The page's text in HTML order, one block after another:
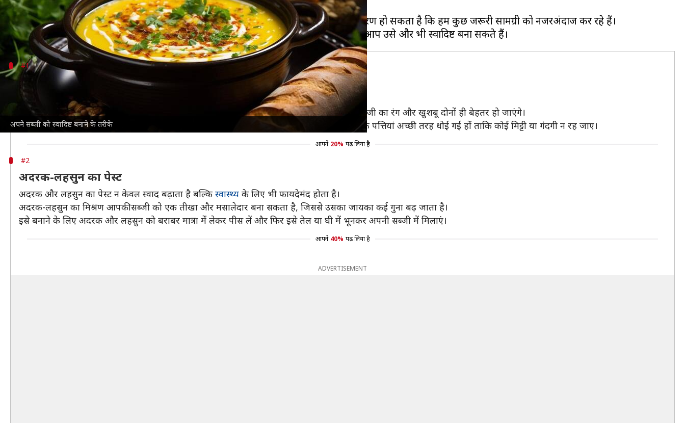
अपने सब्जी को स्वादिष्ट बनाने के तरीके
सब्जी भारतीय खाने का एक अहम हिस्सा है, जो हर घर में अलग-अलग तरीके से बनाई जाती है।
हालांकि, कभी-कभी हम सोचते हैं कि हमारी सब्जी में वो खास स्वाद क्यों नहीं आ रहा है। इसका कारण हो सकता है कि हम कुछ जरूरी सामग्री को नजरअंदाज कर रहे हैं।
#1
पत्तेदार धनिया
पत्तेदार धनिया आपकी सब्जी को न केवल सजावट देती हैं, बल्कि उसका स्वाद भी बढ़ाती हैं।
जब आप सब्जी तैयार कर लें तो ऊपर से थोड़ा-सा बारीक कटा हुआ पत्तेदार धनिया डालें। इससे आपकी सब्जी का रंग और खुशबू दोनों ही बेहतर हो जाएंगे।
पत्तेदार धनिये की ताजगी आपके खाने का अनुभव और भी खास बना देगी। इसे डालने से पहले ध्यान रखें कि पत्तियां अच्छी तरह धोई गई हों ताकि कोई मिट्टी या गंदगी न रह जाए।
आपने 20% पढ़ लिया है
#2
अदरक-लहसुन का पेस्ट
अदरक और लहसुन का पेस्ट न केवल स्वाद बढ़ाता है बल्कि स्वास्थ्य के लिए भी फायदेमंद होता है।
अदरक-लहसुन का मिश्रण आपकी सब्जी को एक तीखा और मसालेदार बना सकता है, जिससे उसका जायका कई गुना बढ़ जाता है।
इसे बनाने के लिए अदरक और लहसुन को बराबर मात्रा में लेकर पीस लें और फिर इसे तेल या घी में भूनकर अपनी सब्जी में मिलाएं।
आपने 40% पढ़ लिया है
ADVERTISEMENT